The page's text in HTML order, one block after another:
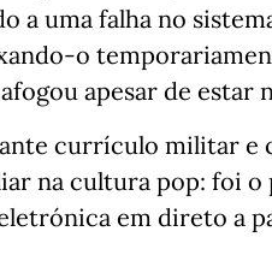
a uma falha no
o
apesar de estar
currículo militar
na cultura pop: foi
em direto a